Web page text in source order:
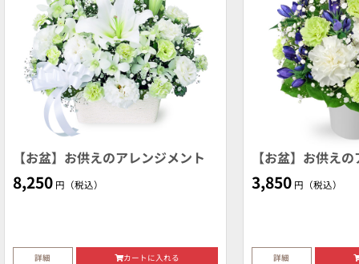
【お盆】お供えのアレンジメント
8,250 円（税込）
詳細 カートに入れる
【お盆】お供え
3,850 円（税込）
詳細